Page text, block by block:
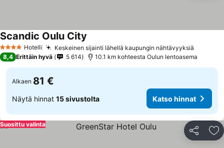
4 Tähtiluokitus
Hotelli Keskeinen sijainti lähellä kaupungin nähtävyyksiä
Scandic Oulu City
8,4 Erittäin hyvä 5 614 10.1 km kohteesta Oulun lentoasema
Alkaen 81 €
Näytä hinnat 15 sivustolta Katso hinnat
Jaa
Suosittu valinta